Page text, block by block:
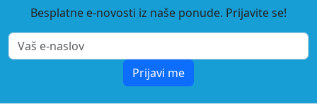
Besplatne e-novosti iz naše ponude. Prijavite se!
Prijavi me